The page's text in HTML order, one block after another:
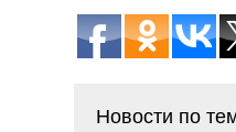
Новости по